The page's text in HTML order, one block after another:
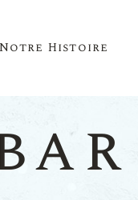
Notre Histoire